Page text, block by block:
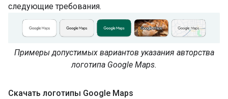
следующие требования.
Примеры допустимых вариантов указания авторства
логотипа Google Maps.
Скачать логотипы Google Maps